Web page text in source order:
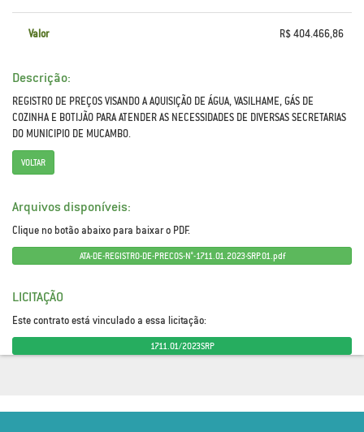
Valor R$ 404.466,86
Descrição:
REGISTRO DE PREÇOS VISANDO A AQUISIÇÃO DE ÁGUA, VASILHAME, GÁS DE
COZINHA E BOTIJÃO PARA ATENDER AS NECESSIDADES DE DIVERSAS SECRETARIAS
DO MUNICIPIO DE MUCAMBO.
VOLTAR
Arquivos disponíveis:
Clique no botão abaixo para baixar o PDF.
ATA-DE-REGISTRO-DE-PRECOS-N°-1711.01.2023-SRP.01.pdf
LICITAÇÃO
Este contrato está vinculado a essa licitação:
1711.01/2023SRP